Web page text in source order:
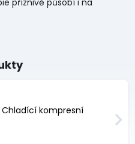
příznivě působí i na
kompresní